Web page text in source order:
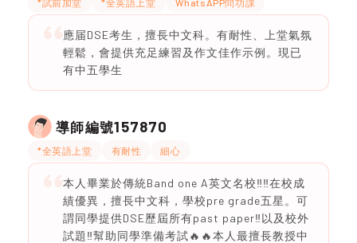
*試前加堂 *全英語上堂 WhatsAPP問功課
應届DSE考生，擅長中文科。有耐性、上堂氣氛
輕鬆，會提供充足練習及作文佳作示例。現已
有中五學生
導師編號157870
*全英語上堂 有耐性 細心
本人畢業於傳統Band one A英文名校‼️‼️在校成
績優異，擅長中文科，學校pre grade五星。可
謂同學提供DSE歷屆所有past paper‼️以及校外
試題‼️幫助同學準備考試🔥🔥本人最擅長教授中